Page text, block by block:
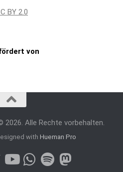
BY 2.0
von
2026. Alle Rechte vorbehalten.
withHueman Pro